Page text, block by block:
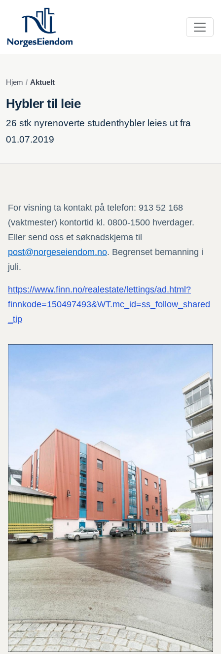
Hjem Aktuelt
Hybler til leie
26 stk nyrenoverte studenthybler leies ut fra
01.07.2019
For visning ta kontakt på telefon: 913 52 168
(vaktmester) kontortid kl. 0800-1500 hverdager.
Eller send oss et søknadskjema til
post@norgeseiendom.no. Begrenset bemanning i
juli.
https://www.finn.no/realestate/lettings/ad.html?
finnkode=150497493&WT.mc_id=ss_follow_shared
_tip